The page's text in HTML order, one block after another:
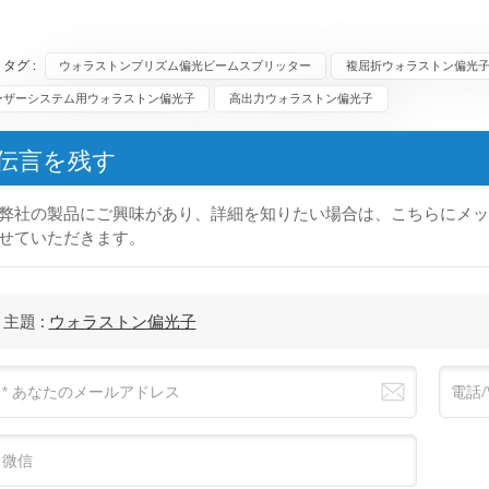
グ : ウォラストンプリズム偏光ビームスプリッター 複屈折ウォラストン偏光子
ザーシステム用ウォラストン偏光子 高出力ウォラストン偏光子
言を残す
社の製品にご興味があり、詳細を知りたい場合は、こちらにメ
ていただきます。
主題 : ウォラストン偏光子